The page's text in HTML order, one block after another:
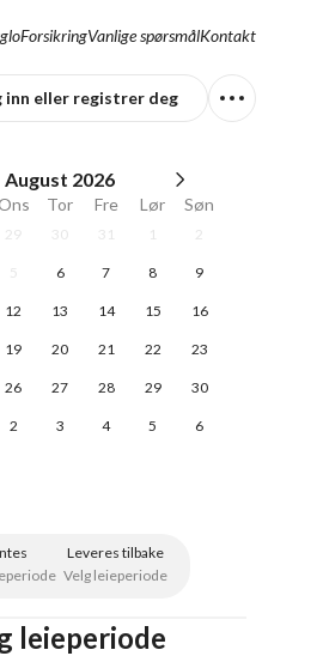
ForsikringVanlige spørsmålKontakt
inn eller registrer deg
August 2026
Tor Fre Lør Søn
29 30 31 1 2
5 6 7 8 9
12 13 14 15 16
19 20 21 22 23
26 27 28 29 30
2 3 4 5 6
Leveres tilbake
Velg leieperiode
leieperiode